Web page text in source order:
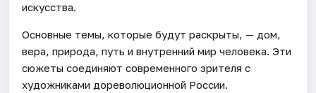
искусства.
Основные темы, которые будут раскрыты, — дом,
вера, природа, путь и внутренний мир человека. Эти
сюжеты соединяют современного зрителя с
художниками дореволюционной России.